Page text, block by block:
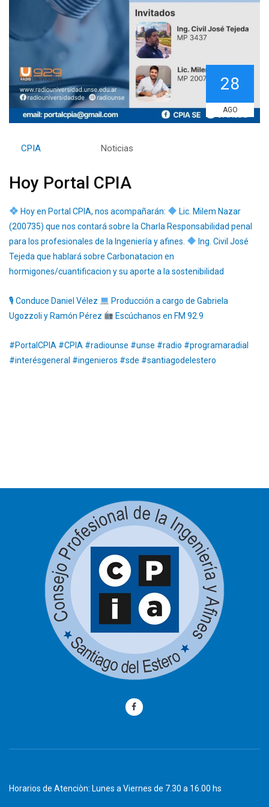
28
AGO
CPIA Noticias
Hoy Portal CPIA
Hoy en Portal CPIA, nos acompañarán:
Lic. Milem Nazar
(200735) que nos contará sobre la Charla Responsabilidad penal
para los profesionales de la Ingeniería y afines.
Ing. Civil José
Tejeda que hablará sobre Carbonatacion en
hormigones/cuantificacion y su aporte a la sostenibilidad
🎙 Conduce Daniel Vélez
Producción a cargo de Gabriela
Ugozzoli y Ramón Pérez
Escúchanos en FM 92.9
#PortalCPIA #CPIA #radiounse #unse #radio #programaradial
#interésgeneral #ingenieros #sde #santiagodelestero
Horarios de Atenciòn: Lunes a Viernes de 7.30 a 16.00 hs